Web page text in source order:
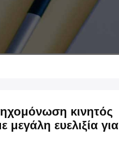
κινητός
μεγάλη ευελιξία για